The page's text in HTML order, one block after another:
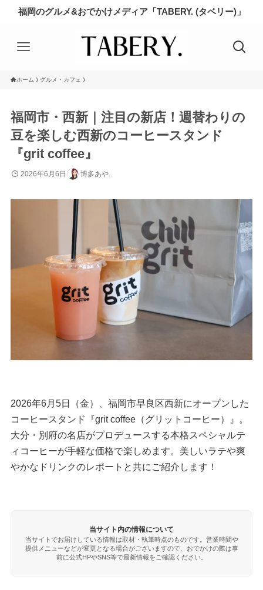
福岡のグルメ&おでかけメディア「TABERY. (タベリー)」
ホーム グルメ・カフェ
福岡市・西新｜注目の新店！週替わりの
豆を楽しむ西新のコーヒースタンド
『grit coffee』
2026年6月6日 博多あや.
2026年6月5日（金）、福岡市早良区西新にオープンした
コーヒースタンド『grit coffee（グリットコーヒー）』。
大分・別府の名店がプロデュースする本格スペシャルテ
ィコーヒーが手軽な価格で楽しめます。美しいラテや爽
やかなドリンクのレポートと共にご紹介します！
当サイト内の情報について
当サイトでお届けしている情報は取材・執筆時点のものです。営業時間や
提供メニューなどが変更となる場合がございますので、おでかけの際は事
前に公式HPやSNS等で最新情報をご確認ください。